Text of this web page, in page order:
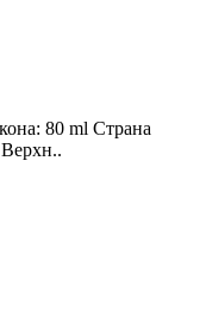
80 ml Страна